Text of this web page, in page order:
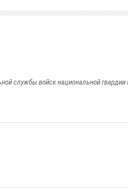
службы войск национальной